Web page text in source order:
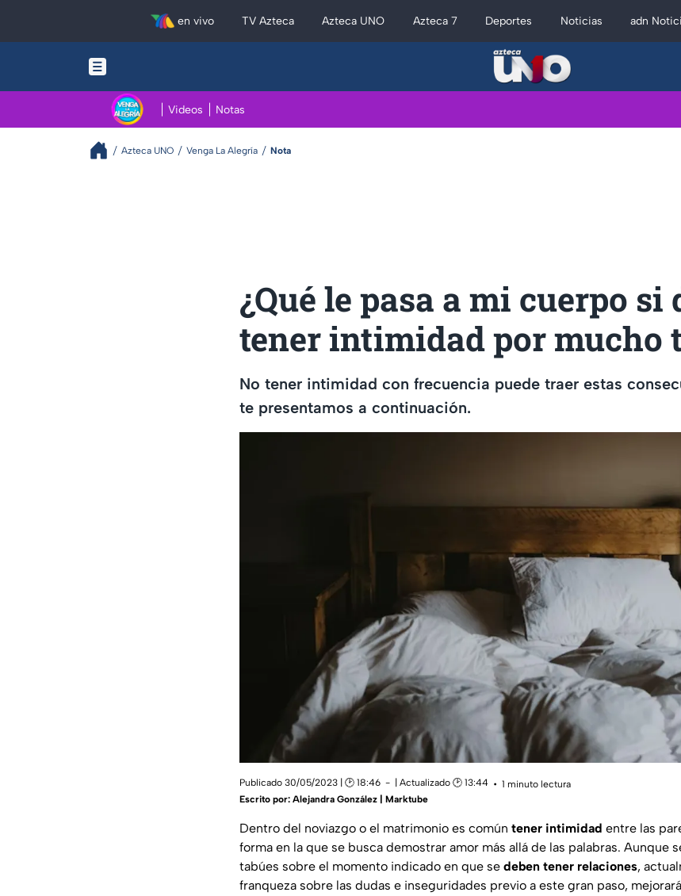
en vivo TV Azteca Azteca UNO Azteca 7 Deportes Noticias adn
Videos Notas
Azteca UNO Venga La Alegría Nota
¿Qué le pasa a mi cuerpo si
tener intimidad por mucho
No tener intimidad con frecuencia puede traer estas
te presentamos a continuación.
Publicado 30/05/2023 | 🕑 18:46 | Actualizado 🕑 13:44
1 minuto lectura
Escrito por: Alejandra González | Marktube
Dentro del noviazgo o el matrimonio es común tener intimidad entre las
forma en la que se busca demostrar amor más allá de las palabras. Aunque
tabúes sobre el momento indicado en que se deben tener relaciones,
franqueza sobre las dudas e inseguridades previo a este gran paso,